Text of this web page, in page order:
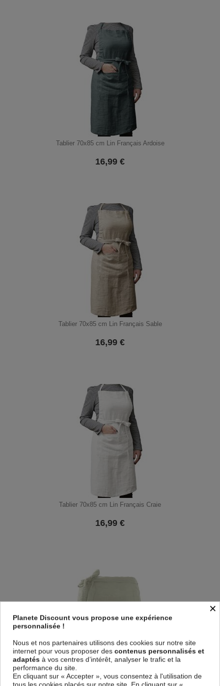
Tablier 70x85 cm Lin Français Ardoise
16,99 €
Tablier 70x85 cm Lin Français Sable
16,99 €
Tablier 70x85 cm Lin Français Craie
16,99 €
×
Planete Discount vous propose une expérience
personnalisée !
Nous et nos partenaires utilisons des cookies sur notre site
internet pour vous proposer des contenus personnalisés et
adaptés à vos centres d’intérêt, analyser le trafic et la
performance du site.
En cliquant sur « Accepter », vous consentez à l'utilisation de
tous les cookies placés sur notre site. En cliquant sur «